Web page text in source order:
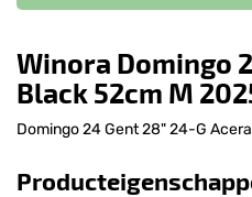
Winora Domingo
Black 52cm M
Domingo 24 Gent 28" 24-G